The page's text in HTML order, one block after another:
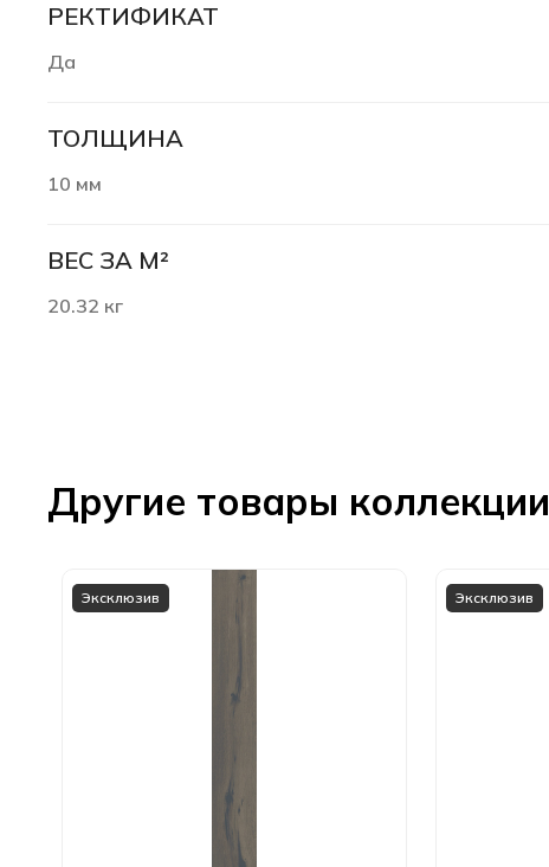
РЕКТИФИКАТ
Да
ТОЛЩИНА
10 мм
ВЕС ЗА М²
20.32 кг
Другие товары коллекции
Эксклюзив Эксклюзив